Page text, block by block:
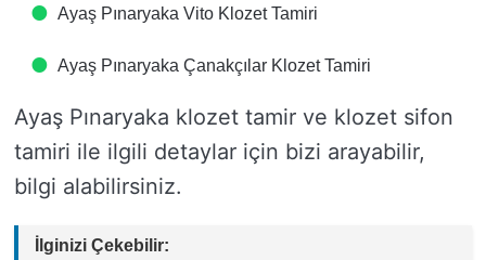
Ayaş Pınaryaka Vito Klozet Tamiri
Ayaş Pınaryaka Çanakçılar Klozet Tamiri
Ayaş Pınaryaka klozet tamir ve klozet sifon
tamiri ile ilgili detaylar için bizi arayabilir,
bilgi alabilirsiniz.
İlginizi Çekebilir: